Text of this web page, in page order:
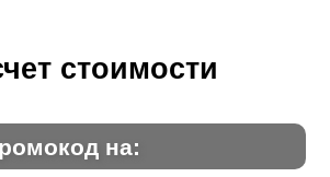
стоимости
на: